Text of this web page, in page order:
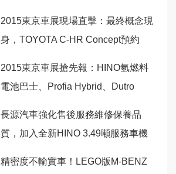
2015東京車展現場直擊：最終概念現
身，TOYOTA C-HR Concept預約
2015東京車展搶先報：HINO氫燃料
電池巴士、Profia Hybrid、Dutro
長源汽車強化售後服務維修保養品
質，加入全新HINO 3.49噸服務車機
精密度不輸實車！LEGO版M-BENZ